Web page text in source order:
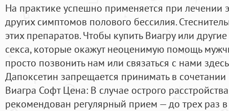
На практике успешно применяется при лечении
других симптомов полового бессилия.
этих препаратов. Чтобы купить Виагру или
секса, которые окажут неоценимую помощь
просто позвонить нам или связаться с нами
Дапоксетин запрещается принимать в
Виагра Софт Цена: В случае острого
рекомендован регулярный прием — до трех раз